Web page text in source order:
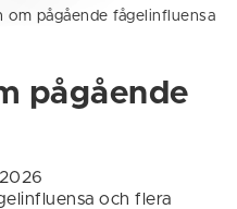
om pågående fågelinfluensa
pågående
och flera